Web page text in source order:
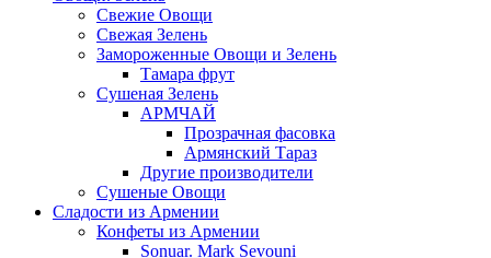
Свежие Овощи
Свежая Зелень
Замороженные Овощи и Зелень
Тамара фрут
Сушеная Зелень
АРМЧАЙ
Прозрачная фасовка
Армянский Тараз
Другие производители
Сушеные Овощи
Сладости из Армении
Конфеты из Армении
Sonuar. Mark Sevouni